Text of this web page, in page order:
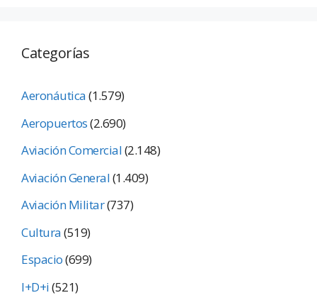
Categorías
Aeronáutica(1.579)
Aeropuertos(2.690)
Aviación Comercial(2.148)
Aviación General(1.409)
Aviación Militar(737)
Cultura(519)
Espacio(699)
I+D+i(521)